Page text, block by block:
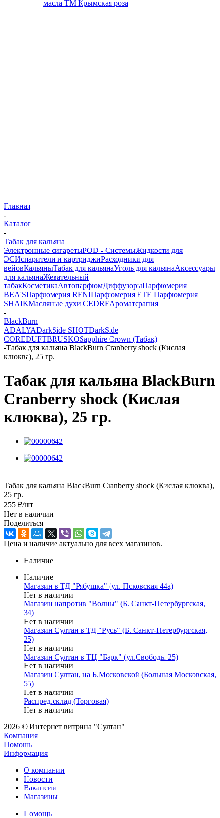
масла ТМ Крымская роза
Главная
-
Каталог
-
Табак для кальяна
Электронные сигаретыPOD - СистемыЖидкости для
ЭСИспарители и картриджиРасходники для
вейовКальяныТабак для кальянаУголь для кальянаАксессуары
для кальянаЖевательный
табакКосметикаАвтопарфюмДиффузорыПарфюмерия
BEA'SПарфюмерия RENIПарфюмерия ETE Парфюмерия
SHAIKМасляные духи CEDREАроматерапия
-
BlackBurn
ADALYADarkSide SHOTDarkSide
COREDUFTBRUSKOSapphire Crown (Табак)
-Табак для кальяна BlackBurn Сranberry shock (Кислая
клюква), 25 гр.
Табак для кальяна BlackBurn
Сranberry shock (Кислая
клюква), 25 гр.
Табак для кальяна BlackBurn Сranberry shock (Кислая клюква),
25 гр.
255 ₽/шт
Нет в наличии
Поделиться
Цена и наличие актуально для всех магазинов.
Наличие
Наличие
Магазин в ТД "Рябушка" (ул. Псковская 44а)
Нет в наличии
Магазин напротив "Волны" (Б. Санкт-Петербургская,
34)
Нет в наличии
Магазин Султан в ТД "Русь" (Б. Санкт-Петербургская,
25)
Нет в наличии
Магазин Султан в ТЦ "Барк" (ул.Свободы 25)
Нет в наличии
Магазин Султан, на Б.Московской (Большая Московская,
55)
Нет в наличии
Распред.склад (Торговая)
Нет в наличии
2026 © Интернет витрина "Султан"
Компания
Помощь
Информация
О компании
Новости
Вакансии
Магазины
Помощь